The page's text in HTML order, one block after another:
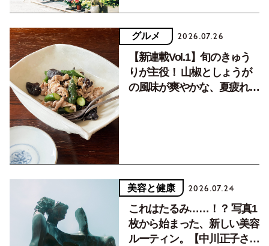
グルメ 2026.07.26
【新連載Vol.1】旬のきゅう
りが主役！ 山椒としょうが
の風味が爽やかな、夏疲れを
美容と健康 2026.07.24
これはたるみ……！？ 写真1
枚から始まった、新しい美容
ルーティン。【中川正子さん